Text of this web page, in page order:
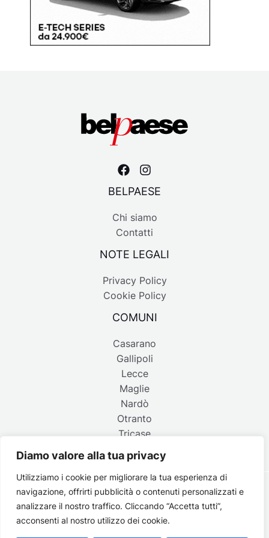
Diamo valore alla tua privacy
Utilizziamo i cookie per migliorare la tua esperienza di
navigazione, offrirti pubblicità o contenuti personalizzati e
analizzare il nostro traffico. Cliccando “Accetta tutti”,
acconsenti al nostro utilizzo dei cookie.
BELPAESE
Chi siamo
Contatti
NOTE LEGALI
Privacy Policy
Cookie Policy
COMUNI
Casarano
Gallipoli
Lecce
Maglie
Nardò
Otranto
Tricase
Copyright © 2026 Belpaese | Periodico d'informazione del
Salento - P.IVA 4637850753 - Testata registrata il 18 gennaio